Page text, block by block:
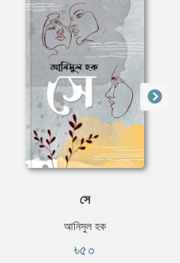
সে
আনিসুল হক
৳৫০